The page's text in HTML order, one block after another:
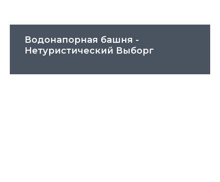
Водонапорная башня -
Нетуристический Выборг